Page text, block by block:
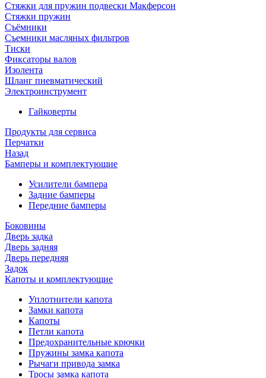
Стяжки для пружин подвески Макферсон
Стяжки пружин
Съёмники
Съемники масляных фильтров
Тиски
Фиксаторы валов
Изолента
Шланг пневматический
Электроинструмент
Гайковерты
Продукты для сервиса
Перчатки
Назад
Бамперы и комплектующие
Усилители бампера
Задние бамперы
Передние бамперы
Боковины
Дверь задка
Дверь задняя
Дверь передняя
Задок
Капоты и комплектующие
Уплотнители капота
Замки капота
Капоты
Петли капота
Предохранительные крючки
Пружины замка капота
Рычаги привода замка
Тросы замка капота